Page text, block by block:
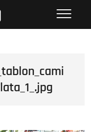
FOTOS GRUPO EMPRESARIAL